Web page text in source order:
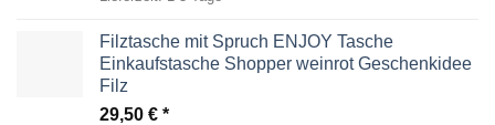
44,50 € 29,00 €.
Filztasche mit Spruch ENJOY Tasche
Einkaufstasche Shopper weinrot Geschenkidee
Filz
29,50 €